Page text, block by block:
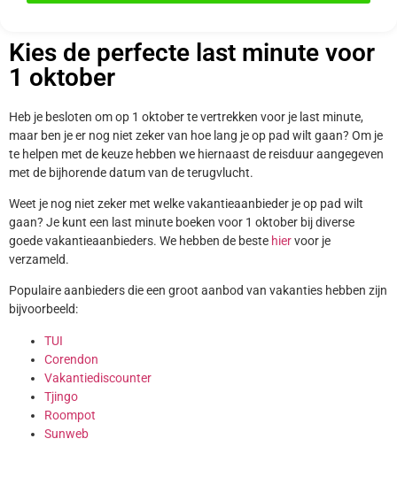
Kies de perfecte last minute voor
1 oktober
Heb je besloten om op 1 oktober te vertrekken voor je last minute,
maar ben je er nog niet zeker van hoe lang je op pad wilt gaan? Om je
te helpen met de keuze hebben we hiernaast de reisduur aangegeven
met de bijhorende datum van de terugvlucht.
Weet je nog niet zeker met welke vakantieaanbieder je op pad wilt
gaan? Je kunt een last minute boeken voor 1 oktober bij diverse
goede vakantieaanbieders. We hebben de beste hiervoor je
verzameld.
Populaire aanbieders die een groot aanbod van vakanties hebben zijn
bijvoorbeeld:
TUI
Corendon
Vakantiediscounter
Tjingo
Roompot
Sunweb